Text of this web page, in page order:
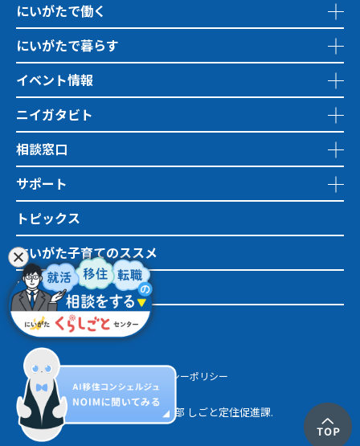
にいがたで働く
にいがたで暮らす
イベント情報
ニイガタビト
相談窓口
サポート
トピックス
にいがた子育てのススメ
地域おこし協力隊
市町村情報
プライバシーポリシー
© 新潟県 産業労働部 しごと定住促進課.